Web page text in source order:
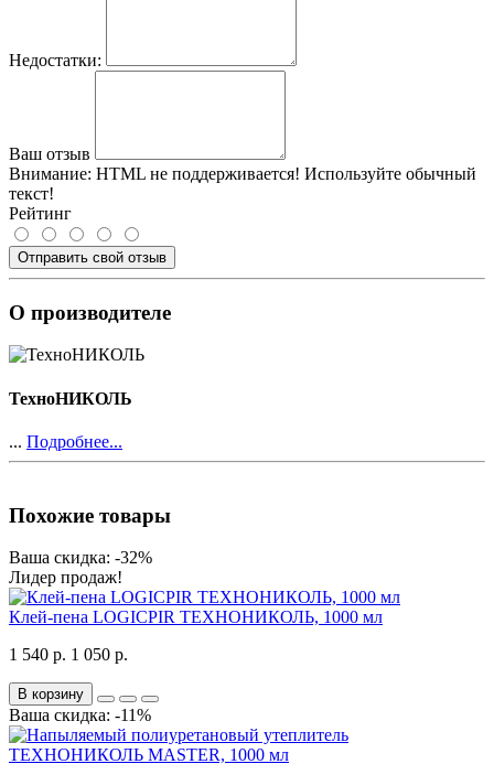
Недостатки:
Ваш отзыв
Внимание: HTML не поддерживается! Используйте обычный
текст!
Рейтинг
Отправить свой отзыв
О производителе
ТехноНИКОЛЬ
... Подробнее...
Похожие товары
Ваша скидка: -32%
Лидер продаж!
Клей-пена LOGICPIR ТЕХНОНИКОЛЬ, 1000 мл
1 540 р. 1 050 р.
В корзину
Ваша скидка: -11%